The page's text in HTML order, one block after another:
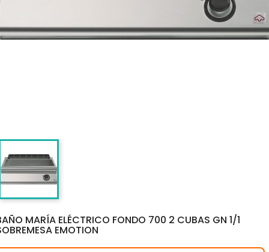
MARÍA ELÉCTRICO FONDO 700 2 CUBAS GN 1/1
EMOTION